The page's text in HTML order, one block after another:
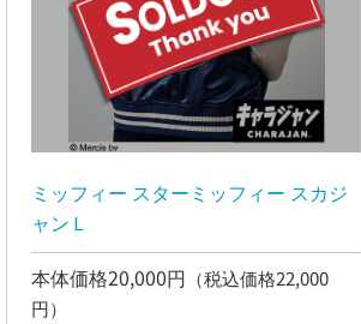
ミッフィー スターミッフィー スカジ
ャンＬ
本体価格20,000円 （税込価格22,000
円）